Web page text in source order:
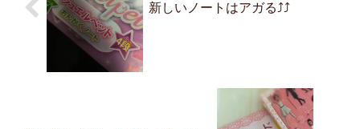
新しいノートはアガる⤴⤴